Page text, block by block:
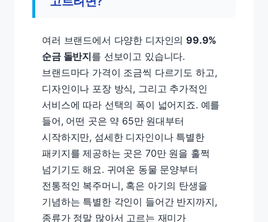
여러 브랜드에서 다양한 디자인의99.9%
순금 돌반지를 선보이고 있습니다.
브랜드마다 가격이 조금씩 다르기도 하고,
디자인이나 포장 방식, 그리고 추가적인
서비스에 따라 선택의 폭이 넓어지죠. 예를
들어, 어떤 곳은 약 65만 원대부터
시작하지만, 섬세한 디자인이나 특별한
패키지를 제공하는 곳은 70만 원을 훌쩍
넘기기도 해요. 귀여운 동물 문양부터
전통적인 복주머니, 혹은 아기의 탄생을
기념하는 특별한 각인이 들어간 반지까지,
종류가 정말 많아서 고르는 재미가